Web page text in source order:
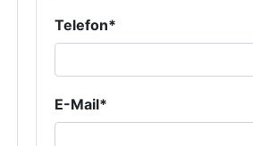
Telefon*
E-Mail*